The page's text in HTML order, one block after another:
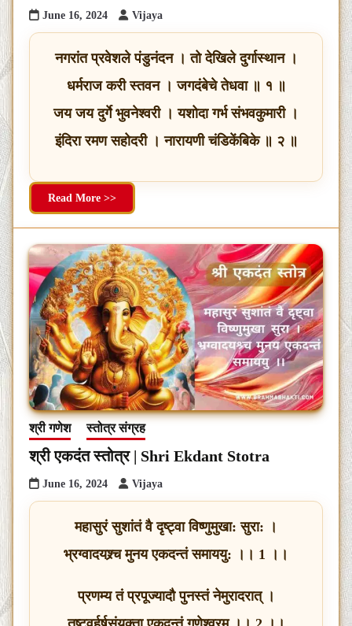
June 16, 2024 Vijaya
नगरांत प्रवेशले पंडुनंदन । तो देखिले दुर्गास्थान ।
धर्मराज करी स्तवन । जगदंबेचे तेधवा ॥ १ ॥
जय जय दुर्गे भुवनेश्वरी । यशोदा गर्भ संभवकुमारी ।
इंदिरा रमण सहोदरी । नारायणी चंडिकेंबिके ॥ २ ॥
Read More >>
श्री गणेश स्तोत्र संग्रह
श्री एकदंत स्तोत्र | Shri Ekdant Stotra
June 16, 2024 Vijaya
महासुरं सुशांतं वै दृष्ट्वा विष्णुमुखा: सुरा: ।
भ्रग्वादयश्र्च मुनय एकदन्तं समाययु: ।। 1 ।।
प्रणम्य तं प्रपूज्यादौ पुनस्तं नेमुरादरात् ।